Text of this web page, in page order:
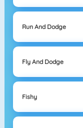
Run And Dodge
Fly And Dodge
Fishy